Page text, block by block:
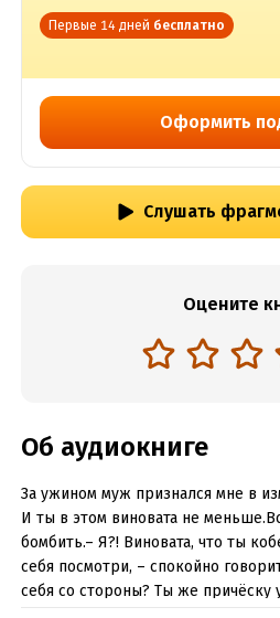
Первые 14 дней бесплатно
Оформить
Слушать
Оцените
Об аудиокниге
За ужином муж признался мне в
И ты в этом виновата не
бомбить.– Я?! Виновата, что ты
себя посмотри, – спокойно
себя со стороны? Ты же причёску